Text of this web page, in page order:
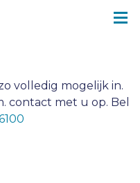
volledig mogelijk in.
contact met u op. Bel